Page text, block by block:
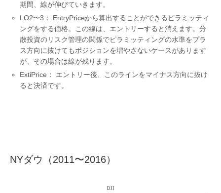
期間、線が伸びていきます。
LO2〜3： EntryPriceから算出することができるピラミッティ
ングをする価格。この線は、エントリーすると消えます。分
散投資のリスク管理の関係でピラミッティングの水準をプラ
ス方向に抜けてもポジションを増やさないケースがあります
が、その場合は線が残ります。
ExtiPrice： エントリー後、このラインをマイナス方向に抜け
ると決済です。
NYダウ（2011〜2016）